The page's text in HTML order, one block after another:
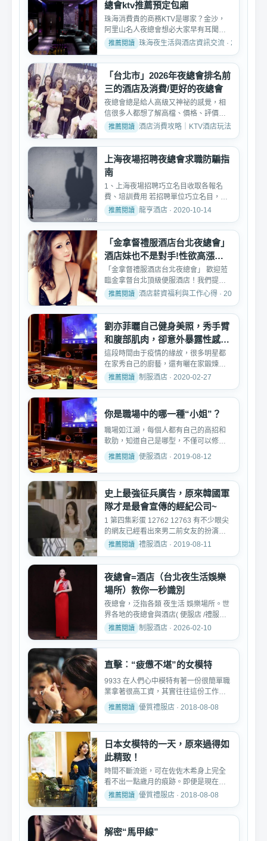
總會ktv推薦預定包廂
珠海消費貴的商務KTV是哪家？金沙，
阿里山名人夜總會想必大家早有耳聞，
長安，王府俱樂部，近場...
珠海夜生活與酒店資訊交流 · 2024-09-
「台北市」2026年夜總會排名前
三的酒店及消費/更好的夜總會
夜總會總是給人高級又神祕的感覺，相
信很多人都想了解高檔、價格、評價、
好玩純便服店的消費方式...
酒店消費攻略｜KTV酒店玩法、消費與
上海夜場招聘夜總會求職防騙指
南
1、上海夜場招聘巧立名目收取各報名
費、培訓費用 若招聘單位巧立名目，收
取求職者各...龍亨酒店 · 2020-10-14
「金拿督禮服酒店台北夜總會」
酒店妹也不是對手!性欲高漲的
秘密?
「金拿督禮服酒店台北夜總會」 歡迎蒞
臨金拿督台北頂級便服酒店！我們提供
奢華隱密的包廂空間、...
酒店薪資福利與工作心得 · 2026-03-05
劉亦菲曬自己健身美照，秀手臂
和腹部肌肉，卻意外暴露性感好
身材
這段時間由于疫情的緣故，很多明星都
在家秀自己的廚藝，還有曬在家鍛煉身
體的。畢竟不能只是宅在...
制服酒店 · 2020-02-27
你是職場中的哪一種“小姐”？
職場如江湖，每個人都有自己的高招和
軟肋，知道自己是哪型，不僅可以修正
工作習慣，還能輕松變身...
便服酒店 · 2019-08-12
史上最強征兵廣告，原來韓國軍
隊才是最會宣傳的經紀公司~
1 第四集彩蛋 12762 12763 有不少眼尖
的網友已經看出來男二前女友的扮演者
是前T-ara成員、如今的...
禮服酒店 · 2019-08-11
夜總會=酒店（台北夜生活娛樂
場所）教你一秒識別
夜總會，泛指各類 夜生活 娛樂場所。世
界各地的夜總會與酒店( 便服店 /禮服店/
制服店 /鋼琴酒吧...制服酒店 · 2026-02-10
直擊︰“疲憊不堪”的女模特
9933 在人們心中模特有著一份很簡單職
業拿著很高工資，其實往往這份工作的
背後露著疲憊不堪，模...
優質禮服店 · 2018-08-08
日本女模特的一天，原來過得如
此精致！
時間不斷流逝，可在佐佐木希身上完全
看不出一點歲月的痕跡。即便是現在嫁
為人妻，也一樣樂活、精...
優質禮服店 · 2018-08-08
解密“馬甲線”